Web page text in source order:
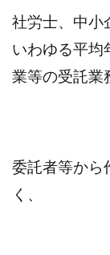
社労士、中小
いわゆる平均
業等の受託業
委託者等から
く、